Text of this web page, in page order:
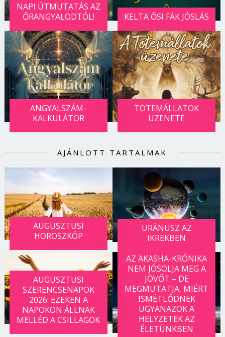
NAPI ÚTMUTATÁS AZ
ŐRANGYALODTÓL!
KELTA ŐSI FÁK JÓSLÁS
ANGYALSZÁM-
KALKULÁTOR
TOTEMÁLLATOK
ÜZENETE
AJÁNLOTT TARTALMAK
AUGUSZTUSI
HOROSZKÓP
URÁNUSZ AZ
IKREKBEN
AUGUSZTUSI
SZERENCSENAPOK
2026: EZEKEN A
NAPOKON ÁLLNAK
MELLÉD A CSILLAGOK
AZ AKASHA-KRÓNIKA
NEM JÓSOLJA MEG A
JÖVŐT – DE
MEGMUTATJA, MIÉRT
ISMÉTLŐDNEK
UGYANAZOK A
HELYZETEK AZ
ÉLETÜNKBEN